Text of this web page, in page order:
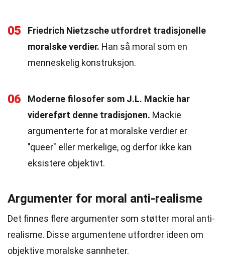
05
Friedrich Nietzsche utfordret tradisjonelle
moralske verdier. Han så moral som en
menneskelig konstruksjon.
06
Moderne filosofer som J.L. Mackie har
videreført denne tradisjonen. Mackie
argumenterte for at moralske verdier er
"queer" eller merkelige, og derfor ikke kan
eksistere objektivt.
Argumenter for moral anti-realisme
Det finnes flere argumenter som støtter moral anti-
realisme. Disse argumentene utfordrer ideen om
objektive moralske sannheter.